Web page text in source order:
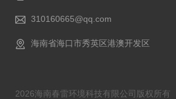
310160665@qq.com
海南省海口市秀英区港澳开发区
2026海南春雷环境科技有限公司版权所有